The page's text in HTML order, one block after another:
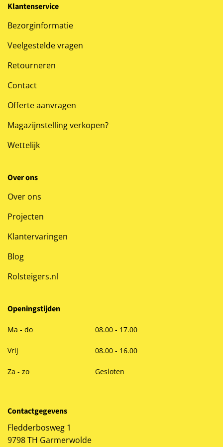
Klantenservice
Bezorginformatie
Veelgestelde vragen
Retourneren
Contact
Offerte aanvragen
Magazijnstelling verkopen?
Wettelijk
Over ons
Over ons
Projecten
Klantervaringen
Blog
Rolsteigers.nl
Openingstijden
Ma - do 08.00 - 17.00
Vrij 08.00 - 16.00
Za - zo Gesloten
Contactgegevens
Fledderbosweg 1
9798 TH Garmerwolde